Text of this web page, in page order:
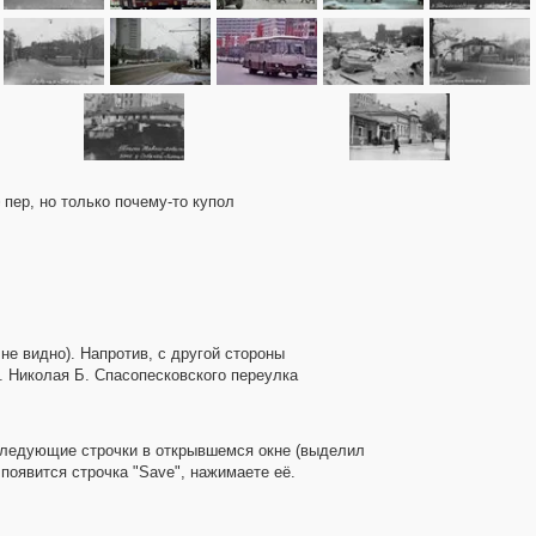
но только почему-то купол
видно). Напротив, с другой стороны
Б. Спасопесковского переулка
строчки в открывшемся окне (выделил
строчка "Save", нажимаете её.